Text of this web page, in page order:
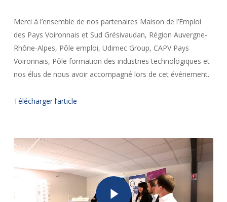
Merci à l’ensemble de nos partenaires Maison de l’Emploi
des Pays Voironnais et Sud Grésivaudan, Région Auvergne-
Rhône-Alpes, Pôle emploi, Udimec Group, CAPV Pays
Voironnais, Pôle formation des industries technologiques et
nos élus de nous avoir accompagné lors de cet événement.
Télécharger l’article
Play Video
Play Video